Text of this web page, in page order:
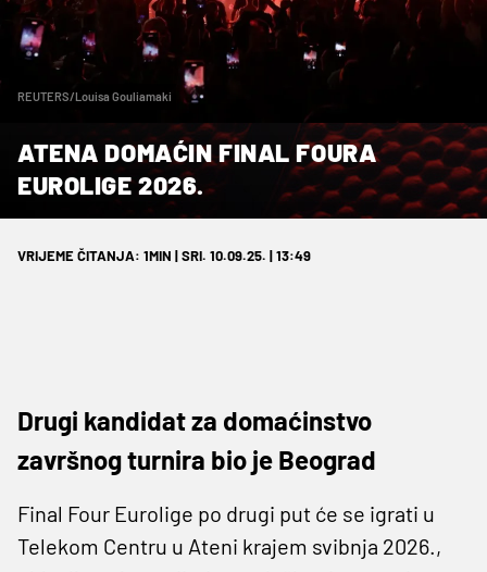
REUTERS/Louisa Gouliamaki
ATENA DOMAĆIN FINAL FOURA
EUROLIGE 2026.
VRIJEME ČITANJA: 1MIN | SRI. 10.09.25. | 13:49
Drugi kandidat za domaćinstvo
završnog turnira bio je Beograd
Final Four Eurolige po drugi put će se igrati u
Telekom Centru u Ateni krajem svibnja 2026.,